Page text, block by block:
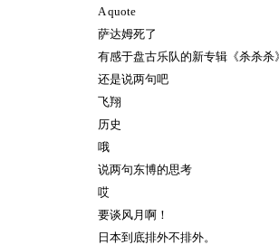
A quote
萨达姆死了
有感于盘古乐队的新专辑《杀杀杀》
还是说两句吧
飞翔
历史
哦
说两句东博的思考
哎
要谈风月啊！
日本到底排外不排外。